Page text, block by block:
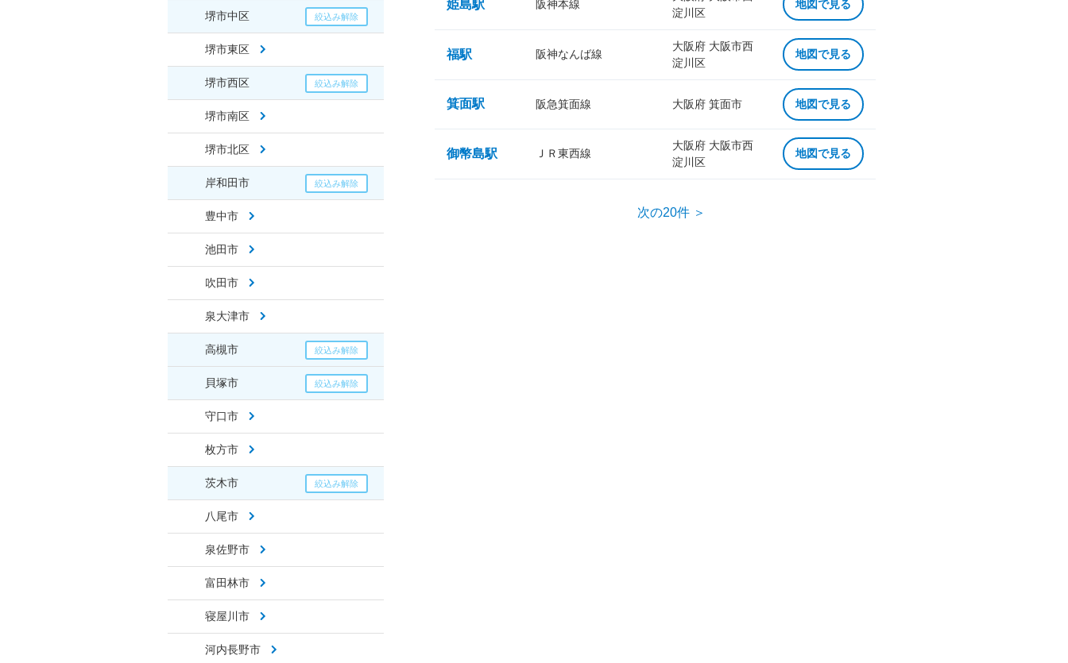
堺市中区
堺市東区
堺市西区
堺市南区
堺市北区
岸和田市
豊中市
池田市
吹田市
泉大津市
高槻市
貝塚市
守口市
枚方市
茨木市
八尾市
泉佐野市
富田林市
寝屋川市
河内長野市
姫島駅 阪神本線
淀川区
地図で見る
福駅 阪神なんば線
大阪府 大阪市西
淀川区
地図で見る
箕面駅 阪急箕面線 大阪府 箕面市 地図で見る
御幣島駅 ＪＲ東西線
大阪府 大阪市西
淀川区
地図で見る
次の20件 ＞